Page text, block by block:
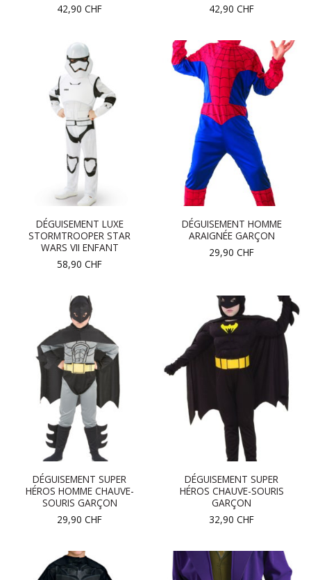
42,90 CHF
42,90 CHF
DÉGUISEMENT LUXE
STORMTROOPER STAR
WARS VII ENFANT
58,90 CHF
DÉGUISEMENT HOMME
ARAIGNÉE GARÇON
29,90 CHF
DÉGUISEMENT SUPER
HÉROS HOMME CHAUVE-
SOURIS GARÇON
29,90 CHF
DÉGUISEMENT SUPER
HÉROS CHAUVE-SOURIS
GARÇON
32,90 CHF